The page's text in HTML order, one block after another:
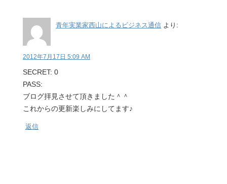
青年実業家西山によるビジネス通信 より:
2012年7月17日 5:09 AM
SECRET: 0
PASS:
ブログ拝見させて頂きました＾＾
これからの更新楽しみにしてます♪
返信